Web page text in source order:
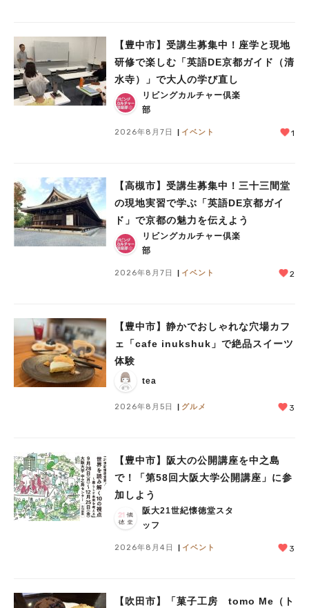
【豊中市】受講生募集中！座学と現地
研修で楽しむ「英語DE京都ガイド（清
水寺）」で大人の学び直し
リビングカルチャー倶楽
部
2026年8月7日 イベント 1
【高槻市】受講生募集中！三十三間堂
の現地実習で学ぶ「英語DE京都ガイ
ド」で京都の魅力を伝えよう
リビングカルチャー倶楽
部
2026年8月7日 イベント 2
【豊中市】静かでおしゃれな穴場カフ
ェ「cafe inukshuk」で絶品スイーツ
体験
tea
2026年8月5日 グルメ 3
【豊中市】阪大の公開講座を中之島
で！「第58回大阪大学公開講座」に参
加しよう
阪大21世紀懐徳堂スタ
ッフ
2026年8月4日 イベント 3
【吹田市】「菓子工房 tomo Me（ト